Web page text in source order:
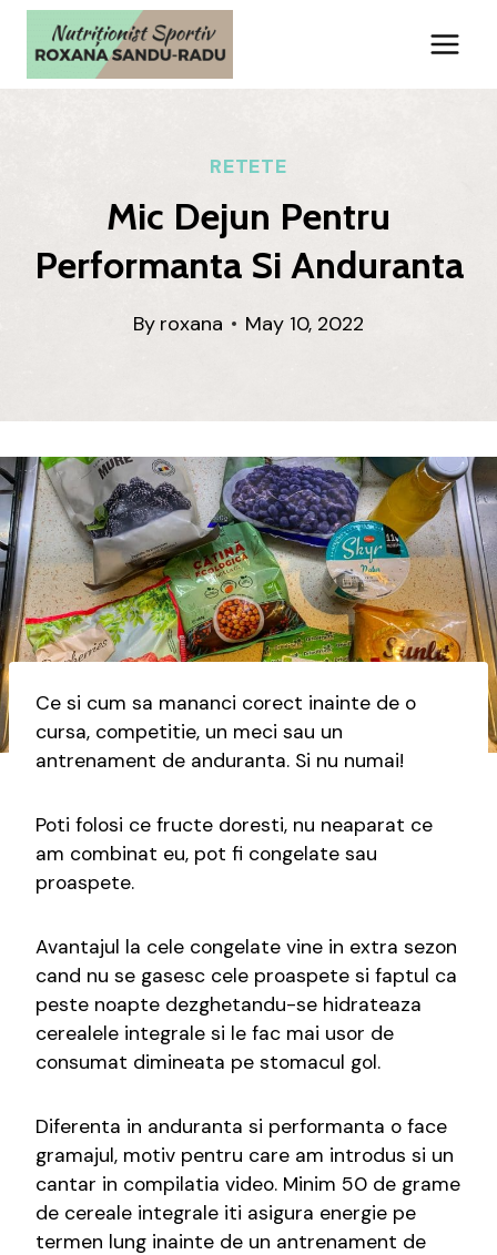
Skip
content
RETETE
Mic Dejun Pentru
Performanta Si Anduranta
By roxana May 10, 2022
Ce si cum sa mananci corect inainte de o
cursa, competitie, un meci sau un
antrenament de anduranta. Si nu numai!
Poti folosi ce fructe doresti, nu neaparat ce
am combinat eu, pot fi congelate sau
proaspete.
Avantajul la cele congelate vine in extra sezon
cand nu se gasesc cele proaspete si faptul ca
peste noapte dezghetandu-se hidrateaza
cerealele integrale si le fac mai usor de
consumat dimineata pe stomacul gol.
Diferenta in anduranta si performanta o face
gramajul, motiv pentru care am introdus si un
cantar in compilatia video. Minim 50 de grame
de cereale integrale iti asigura energie pe
termen lung inainte de un antrenament de